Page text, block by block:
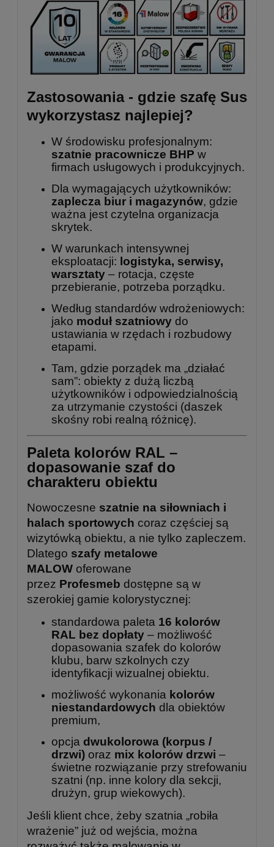
Zastosowania - gdzie szafę Sus
wykorzystasz najlepiej?
W środowisku profesjonalnym:
szatnie pracownicze BHP w
firmach usługowych i produkcyjnych.
Dla wymagających użytkowników:
zaplecza biur i magazynów, gdzie
ważna jest czytelna organizacja
skrytek.
W warunkach intensywnej
eksploatacji: logistyka, serwisy,
warsztaty – rotacja, częste
przebieranie, potrzeba porządku.
Według standardów wdrożeniowych:
jako moduł szatniowy do
ustawiania w rzędach i rozbudowy
etapami.
Tam, gdzie porządek ma „działać
sam”: obiekty z dużą liczbą
użytkowników i odpowiedzialnością
za utrzymanie czystości (daszek
skośny robi realną różnicę).
Paleta kolorów RAL –
dopasowanie szaf do
charakteru obiektu
Nowoczesne szatnie na siłowniach i
halach sportowych coraz częściej są
wizytówką obiektu, a nie tylko zapleczem.
Dlatego szafy metalowe
MALOW oferowane
przez Profesmeb dostępne są w
szerokiej gamie kolorystycznej:
standardowa paleta 16 kolorów
RAL bez dopłaty – możliwość
dopasowania szafek do kolorów
klubu, barw szkolnych czy
identyfikacji wizualnej obiektu.
możliwość wykonania kolorów
niestandardowych dla obiektów
premium,
opcja dwukolorowa (korpus /
drzwi) oraz mix kolorów drzwi –
świetne rozwiązanie przy strefowaniu
szatni (np. inne kolory dla sekcji,
drużyn, grup wiekowych).
Jeśli klient chce, żeby szatnia „robiła
wrażenie” już od wejścia, można